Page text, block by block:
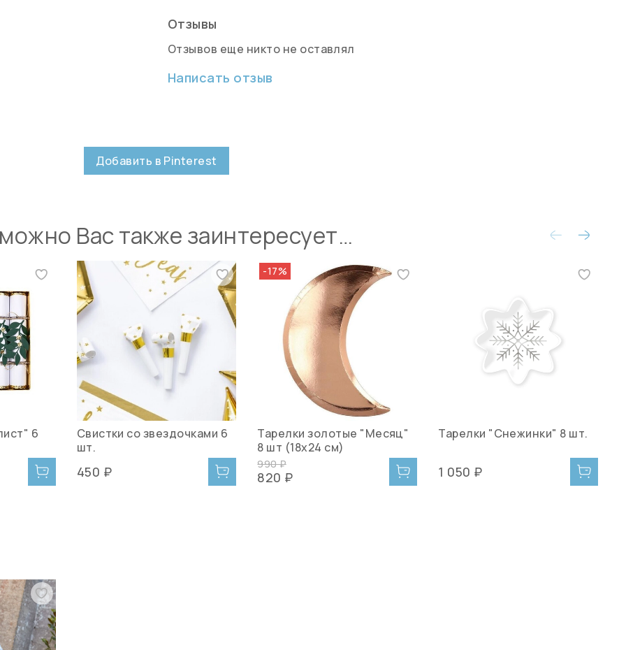
Отзывы
Отзывов еще никто не оставлял
Написать отзыв
Добавить в Pinterest
Вас также заинтересует…
6
Свистки со звездочками 6
шт.
450 ₽
-17%
Тарелки золотые "Месяц"
8 шт (18х24 см)
990 ₽
820 ₽
Тарелки "Снежинки" 8 шт.
1 050 ₽